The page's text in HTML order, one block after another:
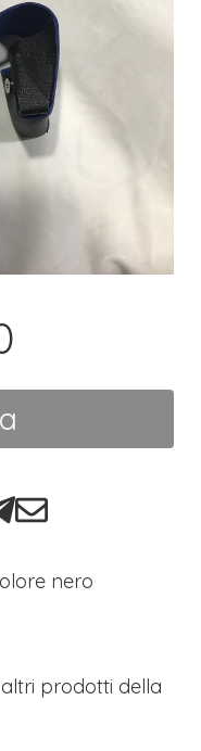
nero
prodotti della